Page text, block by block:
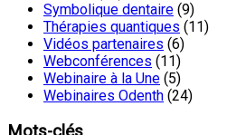
Symbolique dentaire (9)
Thérapies quantiques (11)
Vidéos partenaires (6)
Webconférences (11)
Webinaire à la Une (5)
Webinaires Odenth (24)
Mots-clés